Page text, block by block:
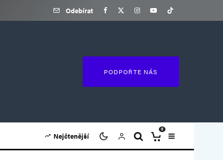
Odebírat
PODPOŘTE NÁS
Nejčtenější
0